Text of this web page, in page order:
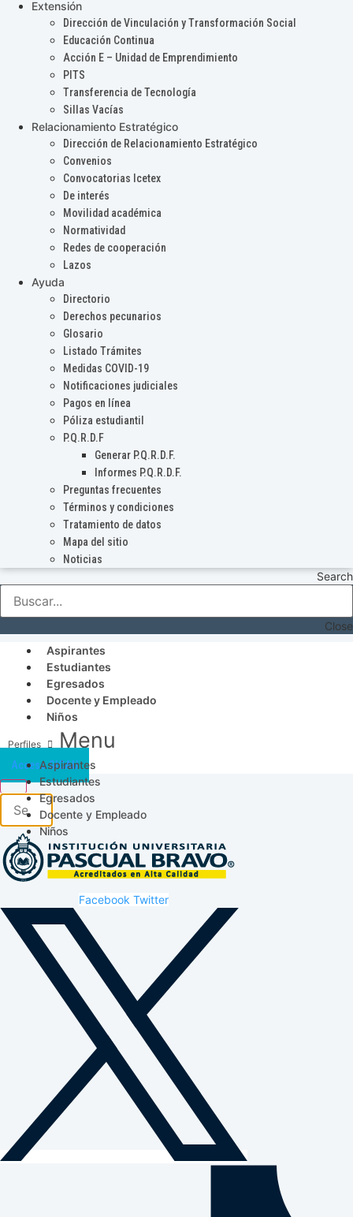
Extensión
Dirección de Vinculación y Transformación Social
Educación Continua
Acción E – Unidad de Emprendimiento
PITS
Transferencia de Tecnología
Sillas Vacías
Relacionamiento Estratégico
Dirección de Relacionamiento Estratégico
Convenios
Convocatorias Icetex
De interés
Movilidad académica
Normatividad
Redes de cooperación
Lazos
Ayuda
Directorio
Derechos pecunarios
Glosario
Listado Trámites
Medidas COVID-19
Notificaciones judiciales
Pagos en línea
Póliza estudiantil
P.Q.R.D.F
Generar P.Q.R.D.F.
Informes P.Q.R.D.F.
Preguntas frecuentes
Términos y condiciones
Tratamiento de datos
Mapa del sitio
Noticias
Search
Close
Aspirantes
Estudiantes
Egresados
Docente y Empleado
Niños
Menu
Aspirantes
Estudiantes
Egresados
Docente y Empleado
Niños
Acceso SICAU
Facebook Twitter